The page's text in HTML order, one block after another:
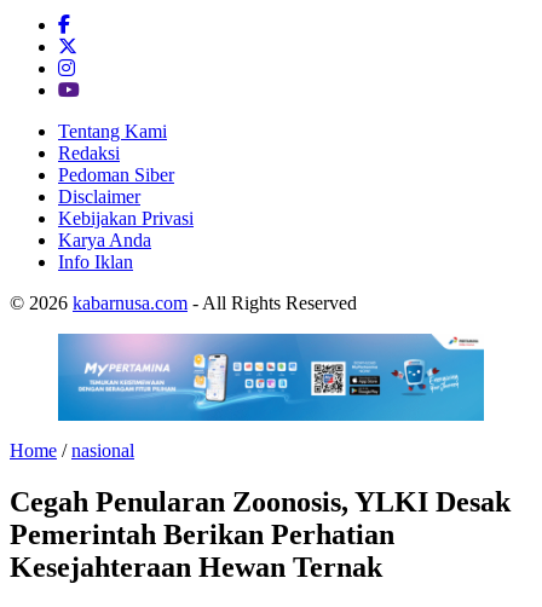
Tentang Kami
Redaksi
Pedoman Siber
Disclaimer
Kebijakan Privasi
Karya Anda
Info Iklan
© 2026 kabarnusa.com - All Rights Reserved
Home /nasional
Cegah Penularan Zoonosis, YLKI Desak
Pemerintah Berikan Perhatian
Kesejahteraan Hewan Ternak